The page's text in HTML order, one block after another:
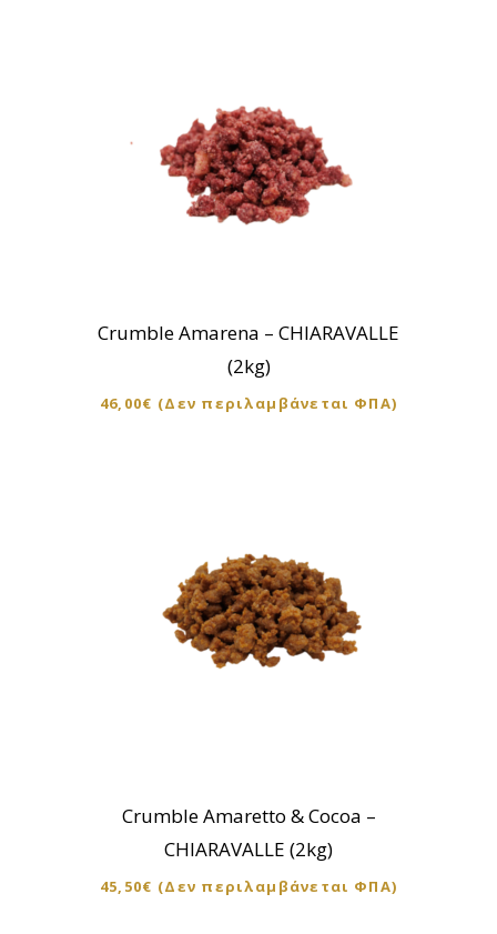
Crumble Amarena – CHIARAVALLE
(2kg)
46,00€ (Δεν περιλαμβάνεται ΦΠΑ)
Crumble Amaretto & Cocoa –
CHIARAVALLE (2kg)
45,50€ (Δεν περιλαμβάνεται ΦΠΑ)